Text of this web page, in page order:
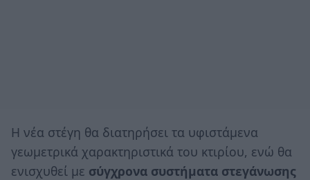
Η νέα στέγη θα διατηρήσει τα υφιστάμενα
γεωμετρικά χαρακτηριστικά του κτιρίου, ενώ θα
ενισχυθεί με σύγχρονα συστήματα στεγάνωσης